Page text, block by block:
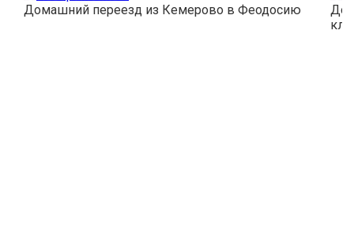
Домашний переезд из Кемерово в Феодосию